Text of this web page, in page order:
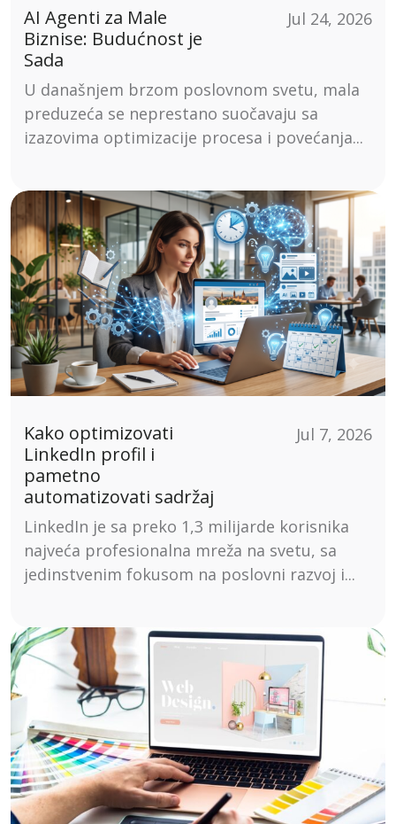
AI Agenti za Male
Biznise: Budućnost je
Sada
Jul 24, 2026
U današnjem brzom poslovnom svetu, mala
preduzeća se neprestano suočavaju sa
izazovima optimizacije procesa i povećanja...
Kako optimizovati
LinkedIn profil i
pametno
automatizovati sadržaj
Jul 7, 2026
LinkedIn je sa preko 1,3 milijarde korisnika
najveća profesionalna mreža na svetu, sa
jedinstvenim fokusom na poslovni razvoj i...